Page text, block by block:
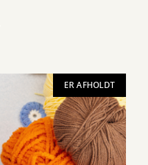
ER AFHOLDT